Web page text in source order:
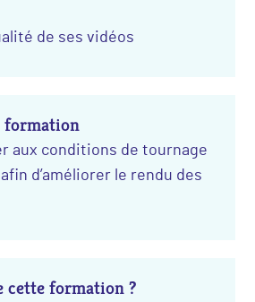
de ses vidéos
formation
aux conditions de tournage
d’améliorer le rendu des
cette formation ?